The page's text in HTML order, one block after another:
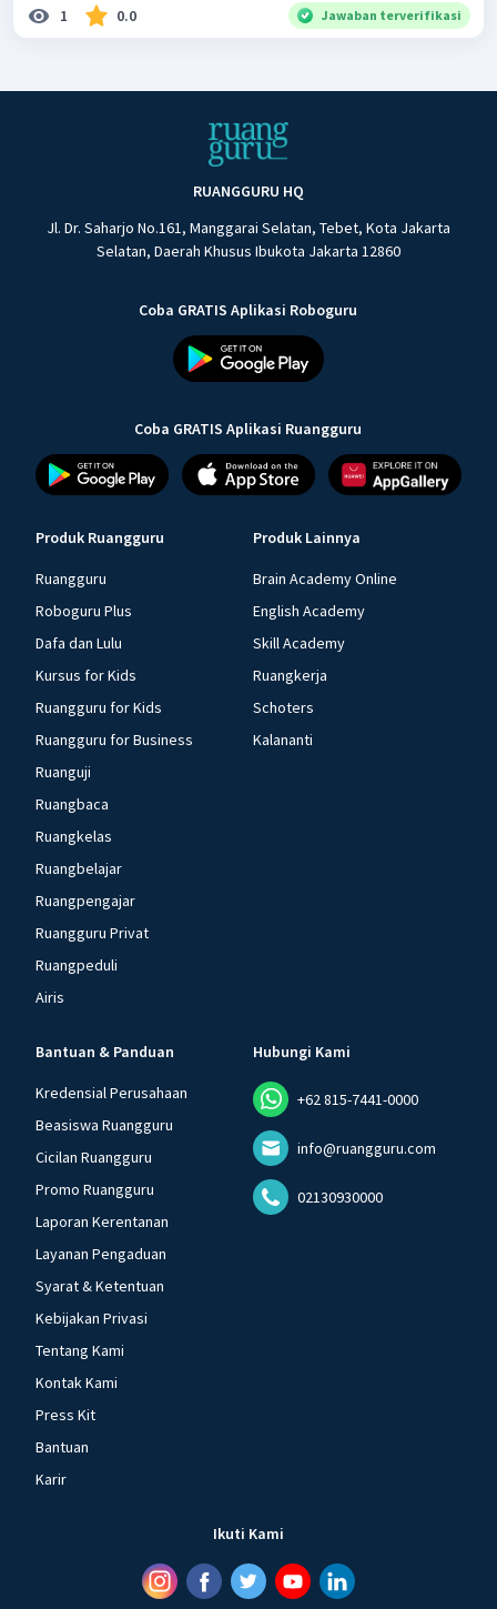
1 0.0 Jawaban terverifikasi
RUANGGURU HQ
Jl. Dr. Saharjo No.161, Manggarai Selatan, Tebet, Kota Jakarta
Selatan, Daerah Khusus Ibukota Jakarta 12860
Coba GRATIS Aplikasi Roboguru
Coba GRATIS Aplikasi Ruangguru
Produk Ruangguru
Ruangguru
Roboguru Plus
Dafa dan Lulu
Kursus for Kids
Ruangguru for Kids
Ruangguru for Business
Ruanguji
Ruangbaca
Ruangkelas
Ruangbelajar
Ruangpengajar
Ruangguru Privat
Ruangpeduli
Airis
Produk Lainnya
Brain Academy Online
English Academy
Skill Academy
Ruangkerja
Schoters
Kalananti
Bantuan & Panduan
Kredensial Perusahaan
Beasiswa Ruangguru
Cicilan Ruangguru
Promo Ruangguru
Laporan Kerentanan
Layanan Pengaduan
Syarat & Ketentuan
Kebijakan Privasi
Tentang Kami
Kontak Kami
Press Kit
Bantuan
Karir
Hubungi Kami
+62 815-7441-0000
info@ruangguru.com
02130930000
Ikuti Kami